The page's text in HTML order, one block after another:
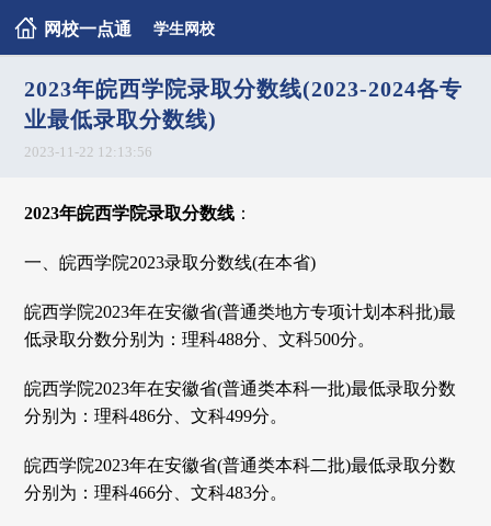
网校一点通 学生网校
2023年皖西学院录取分数线(2023-2024各专
业最低录取分数线)
2023-11-22 12:13:56
2023年皖西学院录取分数线 ：
一、皖西学院2023录取分数线(在本省)
皖西学院2023年在安徽省(普通类地方专项计划本科批)最
低录取分数分别为：理科488分、文科500分。
皖西学院2023年在安徽省(普通类本科一批)最低录取分数
分别为：理科486分、文科499分。
皖西学院2023年在安徽省(普通类本科二批)最低录取分数
分别为：理科466分、文科483分。